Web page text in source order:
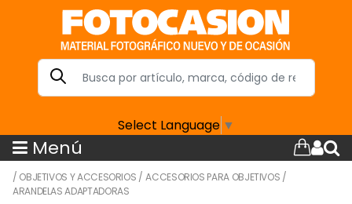
Select Language ▼
Menú
/ OBJETIVOS Y ACCESORIOS /ACCESORIOS PARA OBJETIVOS /
ARANDELAS ADAPTADORAS